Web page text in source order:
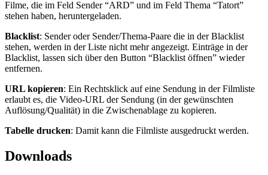
Filme, die im Feld Sender “ARD” und im Feld Thema “Tatort”
stehen haben, heruntergeladen.
Blacklist: Sender oder Sender/Thema-Paare die in der Blacklist
stehen, werden in der Liste nicht mehr angezeigt. Einträge in der
Blacklist, lassen sich über den Button “Blacklist öffnen” wieder
entfernen.
URL kopieren: Ein Rechtsklick auf eine Sendung in der Filmliste
erlaubt es, die Video-URL der Sendung (in der gewünschten
Auflösung/Qualität) in die Zwischenablage zu kopieren.
Tabelle drucken: Damit kann die Filmliste ausgedruckt werden.
Downloads